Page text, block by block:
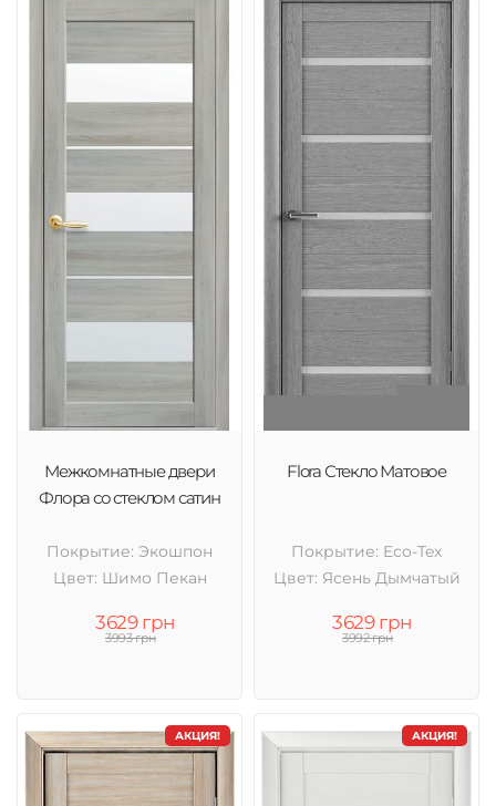
Межкомнатные двери
Флора со стеклом сатин
Покрытие: Экошпон
Цвет: Шимо Пекан
3629 грн
3993 грн
Flora Стекло Матовое
Покрытие: Eco-Tex
Цвет: Ясень Дымчатый
3629 грн
3992 грн
АКЦИЯ! АКЦИЯ!